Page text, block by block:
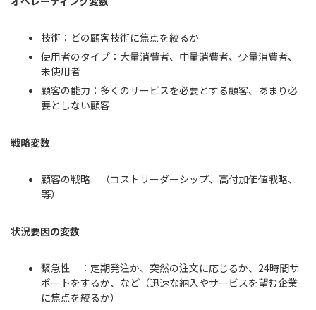
技術：どの顧客技術に焦点を絞るか
使用者のタイプ：大量消費者、中量消費者、少量消費者、
未使用者
顧客の能力：多くのサービスを必要とする顧客、あまり必
要としない顧客
戦略変数
顧客の戦略 （コストリーダーシップ、高付加価値戦略、
等）
状況要因の変数
緊急性 ：定期発注か、突然の注文に応じるか、24時間サ
ポートをするか、など（迅速な納入やサービスを望む企業
に焦点を絞るか）